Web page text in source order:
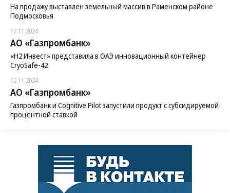
На продажу выставлен земельный массив в Раменском районе
Подмосковья
12.11.2024
АО «Газпромбанк»
«H2 Инвест» представила в ОАЭ инновационный контейнер
CryoSafe-42
12.11.2024
АО «Газпромбанк»
Газпромбанк и Cognitive Pilot запустили продукт с субсидируемой
процентной ставкой